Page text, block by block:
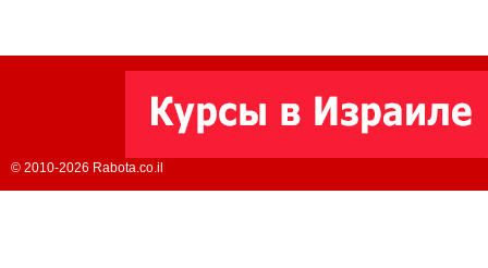
© 2010-2026 Rabota.co.il